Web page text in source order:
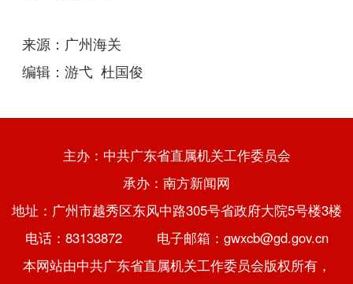
来源： 广州海关
编辑：游弋 杜国俊
主办：中共广东省直属机关工作委员会
承办：南方新闻网
地址：广州市越秀区东风中路305号省政府大院5号楼3楼
电话：83133872 电子邮箱：gwxcb@gd.gov.cn
本网站由中共广东省直属机关工作委员会版权所有，